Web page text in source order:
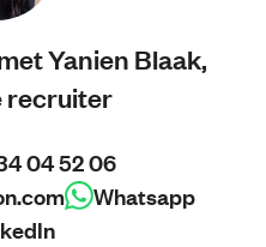
Yanien Blaak,
recruiter
04 52 06
Whatsapp